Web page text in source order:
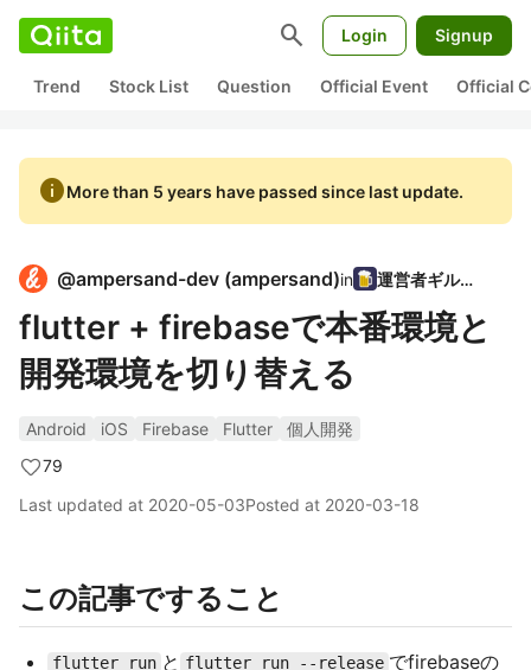
search Login Signup
Trend Stock List Question Official Event Official
infoMore than 5 years have passed since last update.
@ampersand-dev (ampersand)in 運営者ギルド
flutter + firebaseで本番環境と
開発環境を切り替える
Android iOS Firebase Flutter
個人開発
79
Last updated at 2020-05-03Posted at 2020-03-18
この記事ですること
flutter run と flutter run --release でfirebaseの